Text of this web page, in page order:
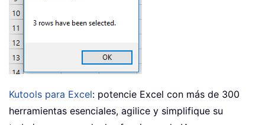
Kutools para Excel: potencie Excel con más de 300
herramientas esenciales, agilice y simplifique su